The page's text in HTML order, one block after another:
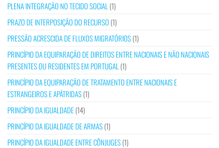
PLENA INTEGRAÇÃO NO TECIDO SOCIAL (1)
PRAZO DE INTERPOSIÇÃO DO RECURSO (1)
PRESSÃO ACRESCIDA DE FLUXOS MIGRATÓRIOS(1)
PRINCÍPIO DA EQUIPARAÇÃO DE DIREITOS ENTRE NACIONAIS E NÃO NACIONAIS
PRESENTES OU RESIDENTES EM PORTUGAL (1)
PRINCÍPIO DA EQUIPARAÇÃO DE TRATAMENTO ENTRE NACIONAIS E
ESTRANGEIROS E APÁTRIDAS(1)
PRINCÍPIO DA IGUALDADE(14)
PRINCÍPIO DA IGUALDADE DE ARMAS(1)
PRINCÍPIO DA IGUALDADE ENTRE CÔNJUGES(1)